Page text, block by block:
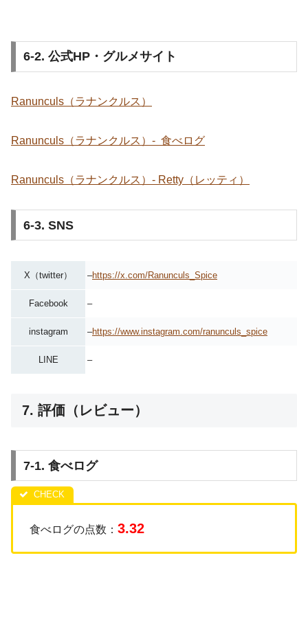
6-2. 公式HP・グルメサイト
Ranunculs（ラナンクルス）
Ranunculs（ラナンクルス）- 食べログ
Ranunculs（ラナンクルス）- Retty（レッティ）
6-3. SNS
X（twitter） –https://x.com/Ranunculs_Spice
Facebook –
instagram –https://www.instagram.com/ranunculs_spice
LINE –
7. 評価（レビュー）
7-1. 食べログ
食べログの点数： 3.32